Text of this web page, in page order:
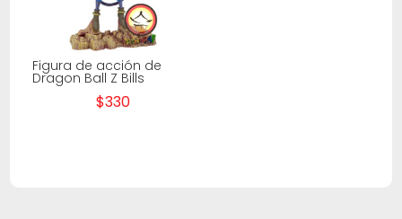
Figura de acción de
Dragon Ball Z Bills
$330